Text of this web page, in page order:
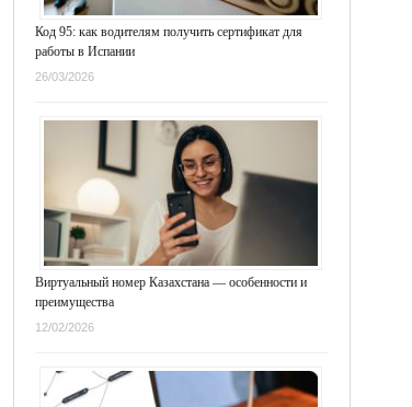
Код 95: как водителям получить сертификат для
работы в Испании
26/03/2026
Виртуальный номер Казахстана — особенности и
преимущества
12/02/2026